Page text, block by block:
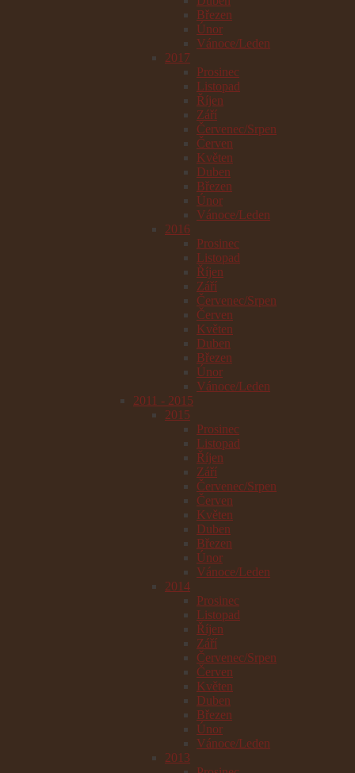
Březen
Únor
Vánoce/Leden
2017
Prosinec
Listopad
Říjen
Září
Červenec/Srpen
Červen
Květen
Duben
Březen
Únor
Vánoce/Leden
2016
Prosinec
Listopad
Říjen
Září
Červenec/Srpen
Červen
Květen
Duben
Březen
Únor
Vánoce/Leden
2011 - 2015
2015
Prosinec
Listopad
Říjen
Září
Červenec/Srpen
Červen
Květen
Duben
Březen
Únor
Vánoce/Leden
2014
Prosinec
Listopad
Říjen
Září
Červenec/Srpen
Červen
Květen
Duben
Březen
Únor
Vánoce/Leden
2013